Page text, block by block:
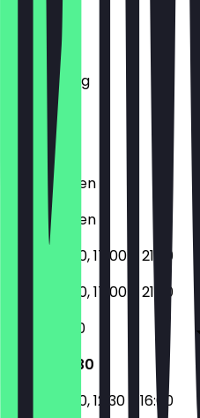
Montag
Dienstag
Mittwoch
Donnerstag
Freitag
Samstag
Sonntag
Geschlossen
Geschlossen
12:30 - 16:00, 17:00 - 21:30
12:30 - 16:00, 17:00 - 21:30
12:30 - 21:30
12:30 - 21:30
17:00 - 21:30, 12:30 - 16:00